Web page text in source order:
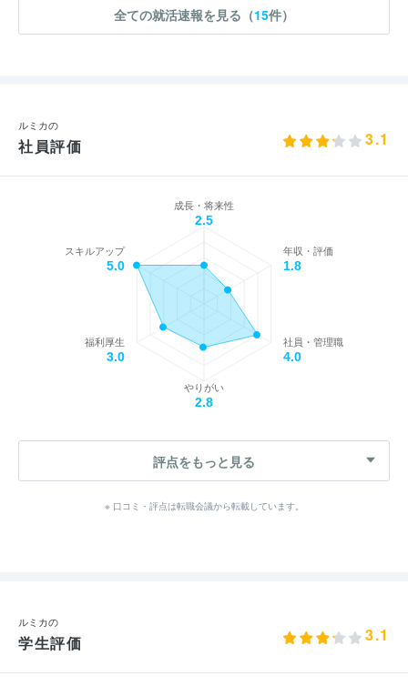
全ての就活速報を見る（15件）
ルミカの
社員評価 3.1
成長・将来性
2.5
年収・評価
1.8
社員・管理職
4.0
やりがい
2.8
福利厚生
3.0
スキルアップ
5.0
評点をもっと見る
※ 口コミ・評点は転職会議から転載しています。
ルミカの
学生評価 3.1